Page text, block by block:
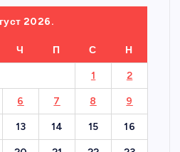
2026.
Ч П С Н
1 2
6 7 8 9
13 14 15 16